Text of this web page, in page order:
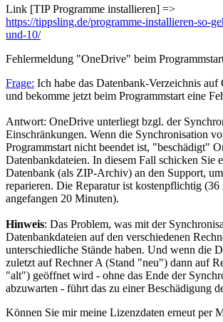
Link [TIP Programme installieren] =>
https://tippsling.de/programme-installieren-so-
und-10/
Fehlermeldung "OneDrive" beim
Frage: Ich habe das Datenbank-Verzeichnis
und bekomme jetzt beim Programmstart eine
Antwort: OneDrive unterliegt bzgl. der
Einschränkungen. Wenn die Synchronisation
Programmstart nicht beendet ist, "beschädigt"
Datenbankdateien. In diesem Fall schicken Sie
Datenbank (als ZIP-Archiv) an den Support,
reparieren. Die Reparatur ist kostenpflichtig
angefangen 20 Minuten).
Hinweis: Das Problem, was mit der
Datenbankdateien auf den verschiedenen
unterschiedliche Stände haben. Und wenn die
zuletzt auf Rechner A (Stand "neu") dann auf
"alt") geöffnet wird - ohne das Ende der
abzuwarten - führt das zu einer Beschädigung
Können Sie mir meine Lizenzdaten erneut per